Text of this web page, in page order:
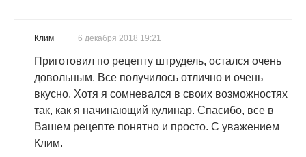
Клим 6 декабря 2018 19:21
Приготовил по рецепту штрудель, остался очень
довольным. Все получилось отлично и очень
вкусно. Хотя я сомневался в своих возможностях
так, как я начинающий кулинар. Спасибо, все в
Вашем рецепте понятно и просто. С уважением
Клим.